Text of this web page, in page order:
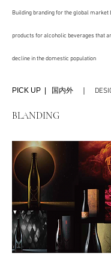
Building branding for the global market
products for alcoholic beverages that
decline in the domestic population
PICK UP | 国内外 ｜
BLANDING